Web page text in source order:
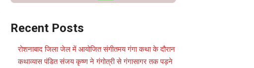
Recent Posts
रोशनाबाद जिला जेल में आयोजित संगीतमय गंगा कथा के दौरान
कथाव्यास पंडित संजय कृष्ण ने गंगोत्री से गंगासागर तक पड़ने